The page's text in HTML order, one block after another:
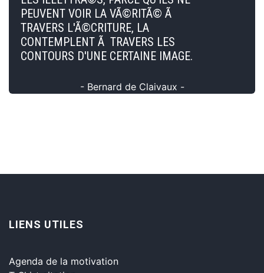
PEUVENT VOIR LA VÃ©RITÃ© Ã
TRAVERS L'Ã©CRITURE, LA
CONTEMPLENT Ã TRAVERS LES
CONTOURS D'UNE CERTAINE IMAGE.
- Bernard de Claivaux -
LIENS UTILES
Agenda de la motivation